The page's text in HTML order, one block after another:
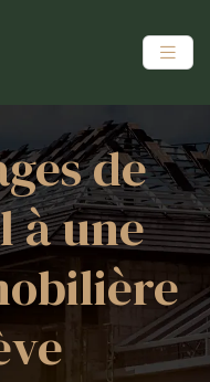
de
à une